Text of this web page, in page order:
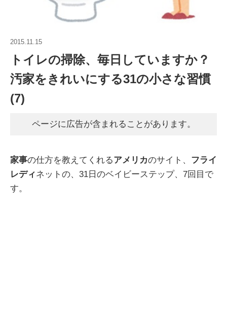
2015.11.15
トイレの掃除、毎日していますか？
汚家をきれいにする31の小さな習慣
(7)
ページに広告が含まれることがあります。
家事の仕方を教えてくれるアメリカのサイト、 フライ
レディネットの、31日のベイビーステップ、7回目で
す。